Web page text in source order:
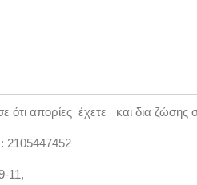
απορίες έχετε και δια ζώσης
2105447452
11,